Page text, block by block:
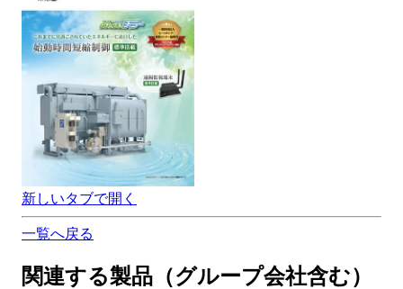
新しいタブで開く
一覧へ戻る
関連する製品（グループ会社含む）